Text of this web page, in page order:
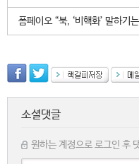
폼페이오 “북, ‘비핵화’ 말하기
소셜댓글
원하는 계정으로 로그인 후